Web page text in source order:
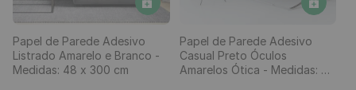
Papel de Parede Adesivo
Listrado Amarelo e Branco -
Medidas: 48 x 300 cm
Papel de Parede Adesivo
Casual Preto Óculos
Amarelos Ótica - Medidas: 48